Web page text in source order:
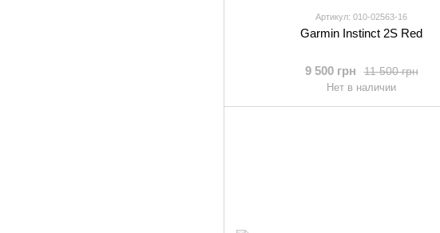
Артикул: 010-02563-16
Garmin Instinct 2S Red
11 500 грн
9 500 грн
Нет в наличии